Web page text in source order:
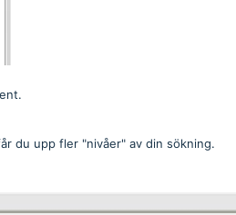
du upp fler "nivåer" av din sökning.